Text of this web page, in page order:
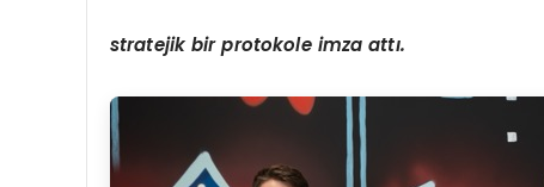
stratejik bir protokole imza attı.